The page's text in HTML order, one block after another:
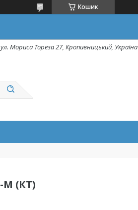
Кошик
ул. Мориса Тореза 27, Кропивницький, Україна
М (КТ)